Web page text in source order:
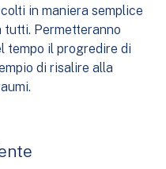
in maniera semplice
Permetteranno
tempo il progredire di
di risalire alla